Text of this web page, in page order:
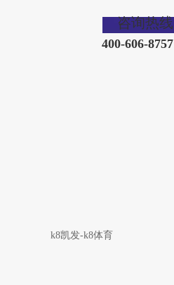
咨询热线
400-606-8757
k8凯发-k8体育